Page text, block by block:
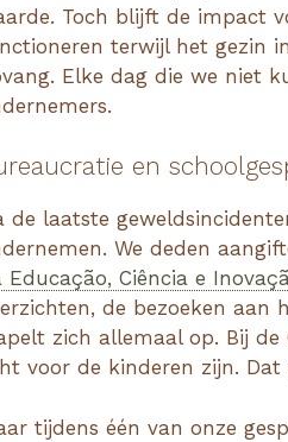
Toch blijft de impact
terwijl het gezin
Elke dag die we niet
en
de laatste
We deden
Educação, Ciência e
de bezoeken aan
zich allemaal op. Bij
voor de kinderen zijn.
tijdens één van onze